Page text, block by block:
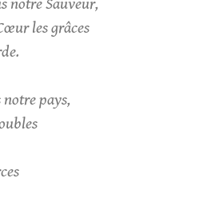
notre Sauveur,
les grâces
notre pays,